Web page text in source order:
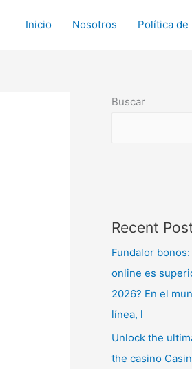
Inicio Nosotros Política de
Buscar
Recent
Fundalor
online es
2026? En el
línea, l
Unlock the
the casino